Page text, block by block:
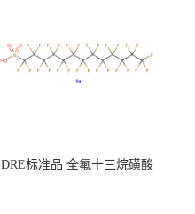
DRE标准品 全氟十三烷磺酸